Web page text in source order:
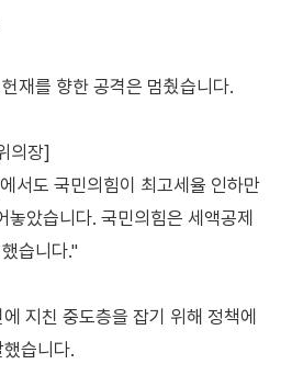
재를 향한 공격은 멈췄습니다.
의장]
서도 국민의힘이 최고세율 인하만
놓았습니다. 국민의힘은 세액공제
습니다."
지친 중도층을 잡기 위해 정책에
습니다.